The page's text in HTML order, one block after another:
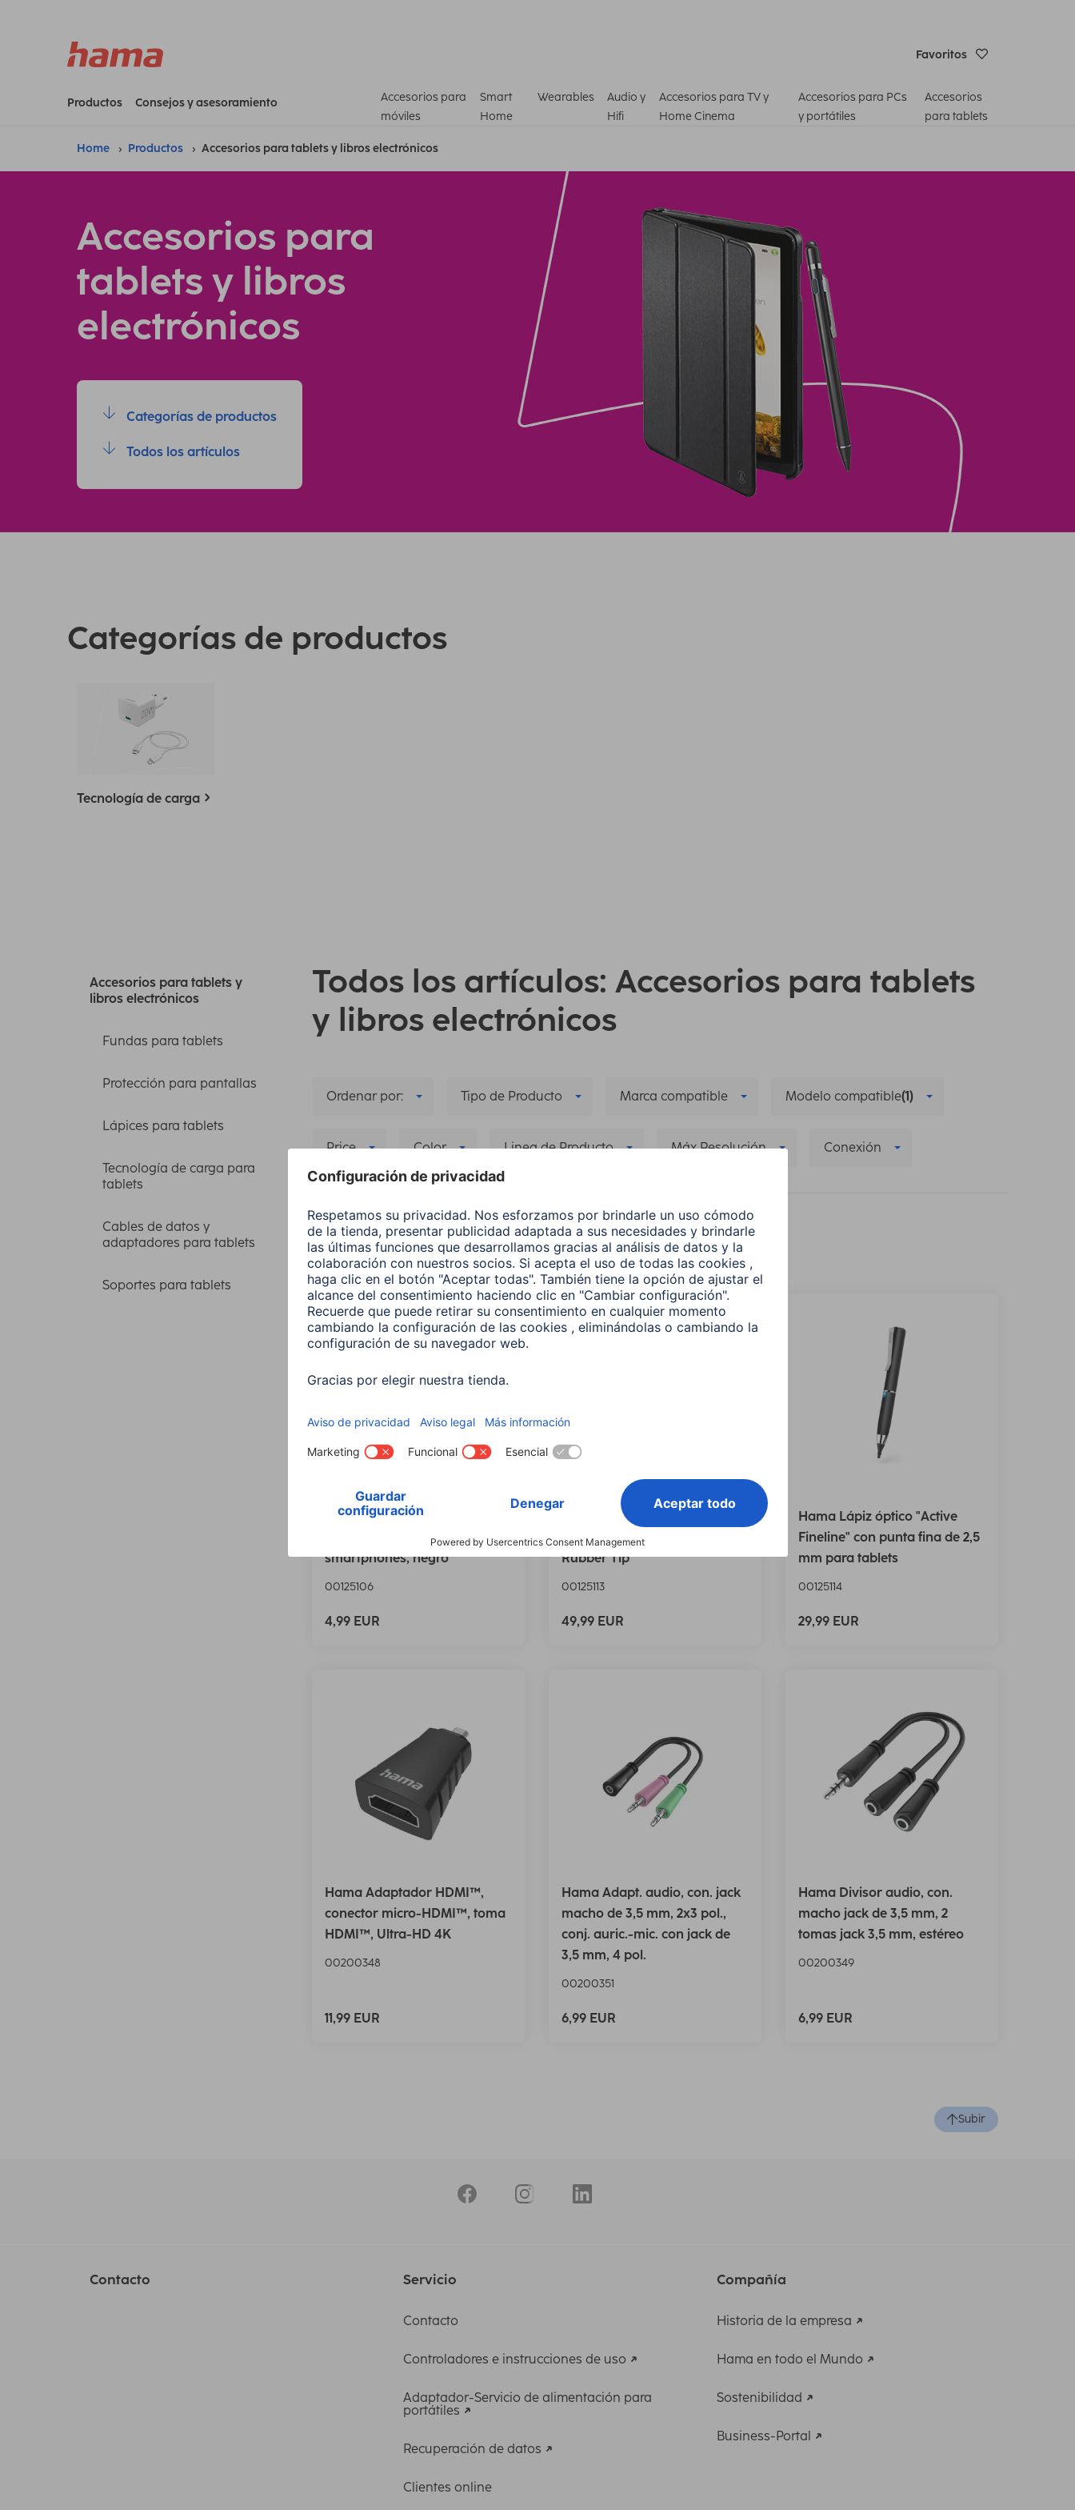
Favoritos
Productos Consejos y asesoramiento
Accesorios para
móviles
Smart
Home
Wearables
Audio y
Hifi
Accesorios para TV y
Home Cinema
Accesorios para PCs
y portátiles
Accesorios
para tablets
Home Productos Accesorios para tablets y libros electrónicos
Accesorios para
tablets y libros
electrónicos
Categorías de productos
Todos los artículos
Categorías de productos
Tecnología de carga
Accesorios para tablets y
libros electrónicos
Fundas para tablets
Protección para pantallas
Lápices para tablets
Tecnología de carga para
tablets
Cables de datos y
adaptadores para tablets
Soportes para tablets
Todos los artículos: Accesorios para tablets
y libros electrónicos
Ordenar por: Tipo de Producto Marca compatible Modelo compatible(1)
Price Color Linea de Producto Máx Resolución Conexión
Modelo compatible: Endeavour 700 BN Delete all filters
6 artículos
Hama Puntero táctil "Easy"
smartphones, negro
00125106
4,99 EUR
Hama “Pro” Tablet Stylus, 1.5
mm Ultra-Fine Tip, High Prec.,
Rubber Tip
00125113
49,99 EUR
Hama Lápiz óptico "Active
Fineline" con punta fina de 2,5
mm para tablets
00125114
29,99 EUR
Hama Adaptador HDMI™,
conector micro-HDMI™, toma
HDMI™, Ultra-HD 4K
00200348
11,99 EUR
Hama Adapt. audio, con. jack
macho de 3,5 mm, 2x3 pol.,
conj. auric.-mic. con jack de
3,5 mm, 4 pol.
00200351
6,99 EUR
Hama Divisor audio, con.
macho jack de 3,5 mm, 2
tomas jack 3,5 mm, estéreo
00200349
6,99 EUR
Subir
Contacto Servicio
Contacto
Controladores e instrucciones de uso
Adaptador-Servicio de alimentación para
portátiles
Recuperación de datos
Clientes online
Compañía
Historia de la empresa
Hama en todo el Mundo
Sostenibilidad
Business-Portal